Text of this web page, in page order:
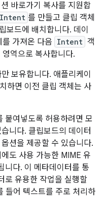
바로가기 복사를 지원합
Intent 를 만들고 클립 객체
보드에 배치합니다. 데이
가져온 다음 Intent 객
역으로 복사합니다.
보유합니다. 애플리케이
하면 이전 클립 객체는 사
붙여넣도록 허용하려면 모
니다. 클립보드의 데이터
션을 제공할 수 있습니다.
도 사용 가능한 MIME 유
니다. 이 메타데이터를 통
로 유용한 작업을 실행할
들어 텍스트를 주로 처리하